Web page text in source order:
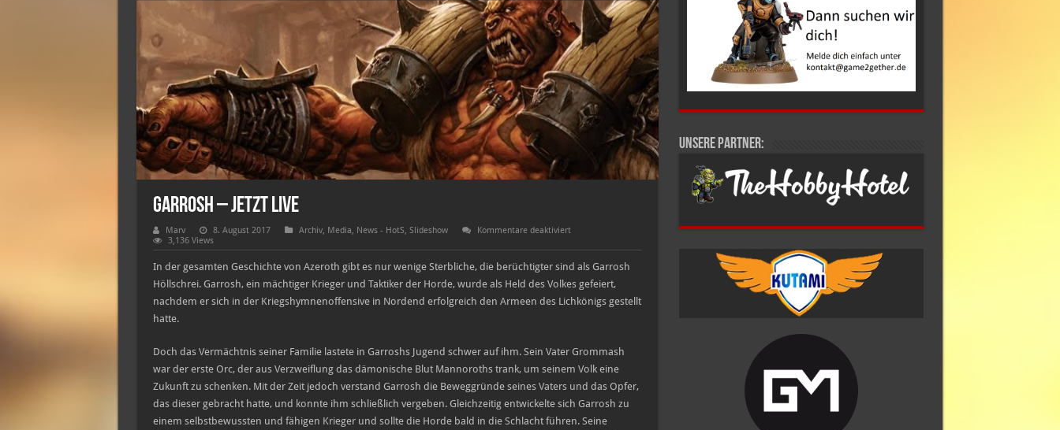
Garrosh – jetzt live
Marv 8. August 2017 Archiv, Media, News - HotS, Slideshow Kommentare deaktiviertfür
–
jetzt
live
3,136 Views
In der gesamten Geschichte von Azeroth gibt es nur wenige Sterbliche, die berüchtigter sind als Garrosh
Höllschrei. Garrosh, ein mächtiger Krieger und Taktiker der Horde, wurde als Held des Volkes gefeiert,
nachdem er sich in der Kriegshymnenoffensive in Nordend erfolgreich den Armeen des Lichkönigs gestellt
hatte.
Doch das Vermächtnis seiner Familie lastete in Garroshs Jugend schwer auf ihm. Sein Vater Grommash
war der erste Orc, der aus Verzweiflung das dämonische Blut Mannoroths trank, um seinem Volk eine
Zukunft zu schenken. Mit der Zeit jedoch verstand Garrosh die Beweggründe seines Vaters und das Opfer,
das dieser gebracht hatte, und konnte ihm schließlich vergeben. Gleichzeitig entwickelte sich Garrosh zu
einem selbstbewussten und fähigen Krieger und sollte die Horde bald in die Schlacht führen. Seine
Unsere Partner: